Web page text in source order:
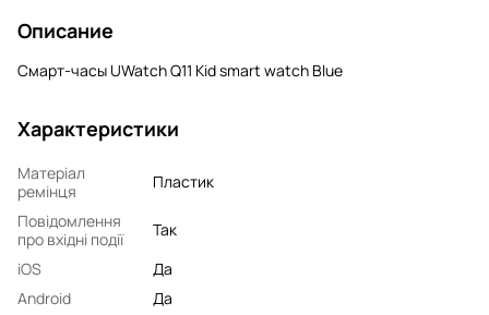
Описание
Смарт-часы UWatch Q11 Kid smart watch Blue
Характеристики
Матеріал
ремінця
Пластик
Повідомлення
про вхідні події
Так
iOS
Да
Android
Да